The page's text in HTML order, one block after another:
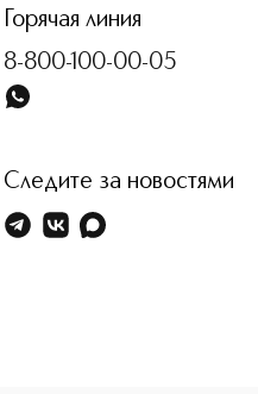
Горячая линия
8-800-100-00-05
Следите за новостями